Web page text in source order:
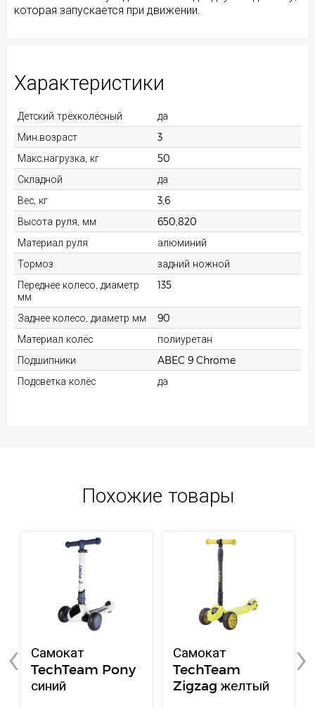
которая запускается при движении.
Характеристики
Детский трёхколёсный
да
Мин.возраст
3
Макс.нагрузка, кг
50
Складной
да
Вес, кг
3,6
Высота руля, мм
650,820
Материал руля
алюминий
Тормоз
задний ножной
Переднее колесо, диаметр
мм
135
Заднее колесо, диаметр мм
90
Материал колёс
полиуретан
Подшипники
ABEC 9 Chrome
Подсветка колёс
да
Похожие товары
Самокат
TechTeam Pony
синий
Самокат
TechTeam
Zigzag желтый
‹ ›